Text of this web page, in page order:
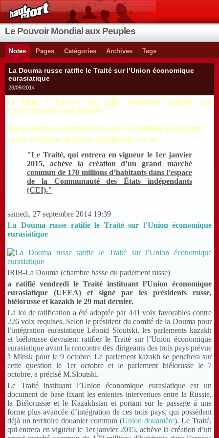
Le Pouvoir Mondial aux Peuples
Notes Pages Catégories Archives Tags
La Douma russe ratifie le Traité sur l’Union économique
eurasiatique
28/09/2014
Et bing ! Encore une gifle magistrale infligée aux
US/UE/Sionistes par Poutine !
Qui se mettra en concurrence avec 170 millions d'habitants ?
Grâce à Poutine, le monde multipolaire est né !
"Le Traité, qui entrera en vigueur le 1er janvier
2015, achève la création d’un grand marché
commun de 170 millions d’habitants dans l’espace
de la Communauté des États indépendants
(CEI)."
samedi, 27 septembre 2014 19:39
La Douma russe ratifie le Traité sur l’Union économique
eurasiatique
IRIB-La Douma (chambre basse du parlement russe)
a ratifié vendredi le Traité instituant l’Union économique
eurasiatique (UEEA) et signé par les présidents russe,
biélorusse et kazakh le 29 mai dernier.
La loi de ratification a été adoptée par 441 voix favorables contre
226 voix requises. Selon le président du comité de la Douma pour
l’intégration eurasiatique Léonid Sloutski, les parlements kazakh
et biélorusse devraient ratifier le Traité sur l’Union économique
eurasiatique avant la rencontre des dirigeants des trois pays prévue
à Minsk pour le 9 octobre. Le parlement kazakh se penchera sur
cette question le 1er octobre et le parlement biélorusse le 7
octobre, a précisé M.Sloutski.
Le Traité instituant l’Union économique eurasiatique est un
document de base fixant les ententes intervenues entre la Russie,
la Biélorussie et le Kazakhstan et portant sur le passage à une
forme plus avancée d’intégration de ces trois pays, qui possèdent
déjà un territoire douanier commun (Union douanière). Le Traité,
qui entrera en vigueur le 1er janvier 2015, achève la création d’un